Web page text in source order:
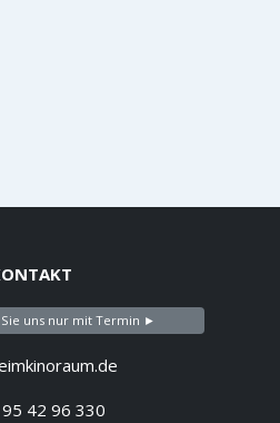
uns nur mit Termin ►
42 96 330